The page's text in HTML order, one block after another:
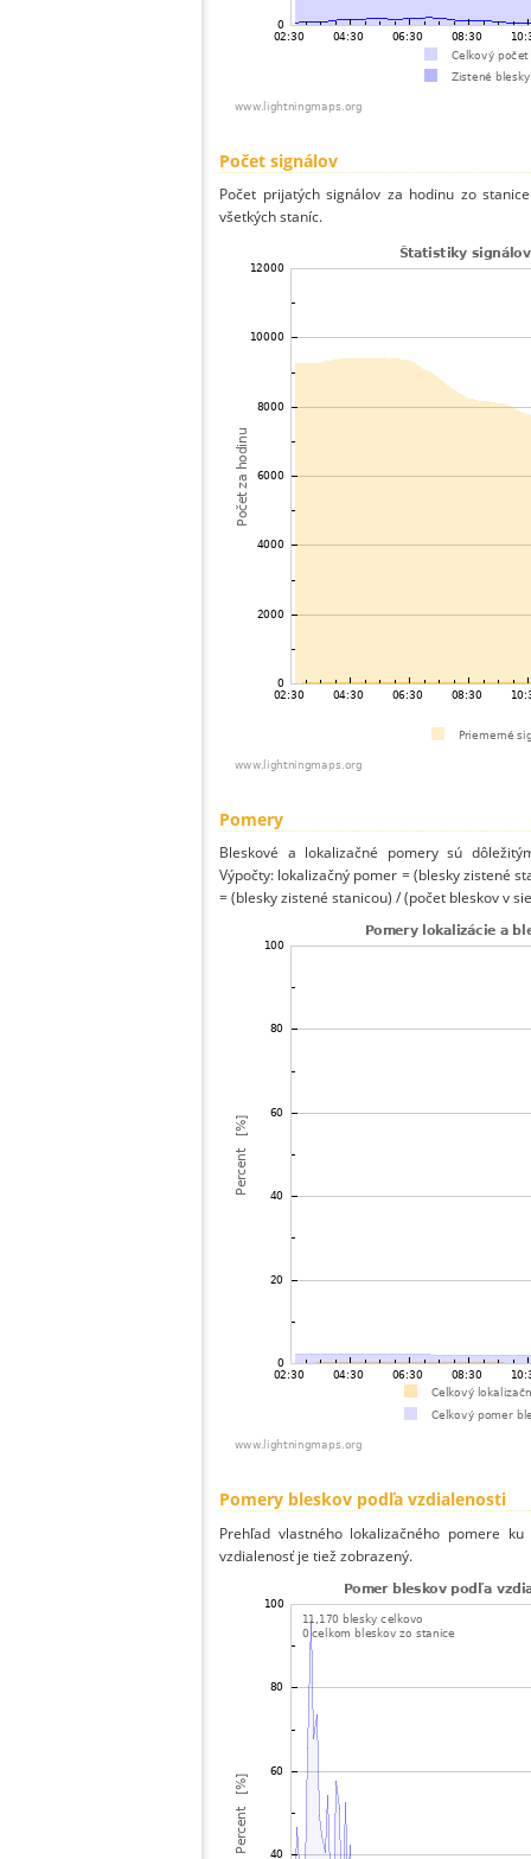
Počet signálov
Počet prijatých signálov za hodinu zo
všetkých staníc.
Pomery
Bleskové a lokalizačné pomery sú
Výpočty: lokalizačný pomer = (blesky zistené
= (blesky zistené stanicou) / (počet bleskov v
Pomery bleskov podľa vzdialenosti
Prehľad vlastného lokalizačného pomere
vzdialenosť je tiež zobrazený.